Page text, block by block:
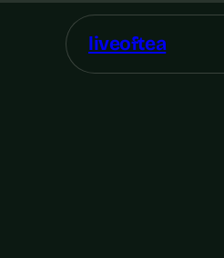
liveoftea